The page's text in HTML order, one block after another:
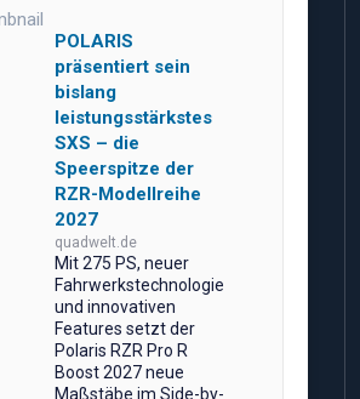
POLARIS
präsentiert sein
bislang
leistungsstärkstes
SXS – die
Speerspitze der
RZR-Modellreihe
2027
quadwelt.de
Mit 275 PS, neuer
Fahrwerkstechnologie
und innovativen
Features setzt der
Polaris RZR Pro R
Boost 2027 neue
Maßstäbe im Side-by-